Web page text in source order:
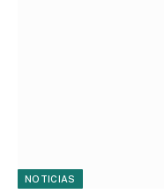
NOTICIAS